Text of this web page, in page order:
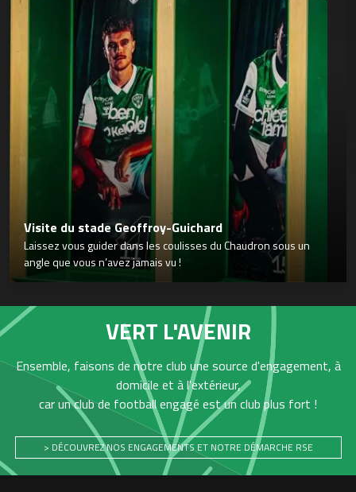
Visite du stade Geoffroy-Guichard
Laissez vous guider dans les coulisses du Chaudron sous un
angle que vous n’avez jamais vu !
VERT L'AVENIR
Ensemble, faisons de notre club une source d'engagement, à
domicile et à l'extérieur,
car un club de football engagé est un club plus fort !
> DÉCOUVREZ NOS ENGAGEMENTS ET NOTRE DÉMARCHE RSE